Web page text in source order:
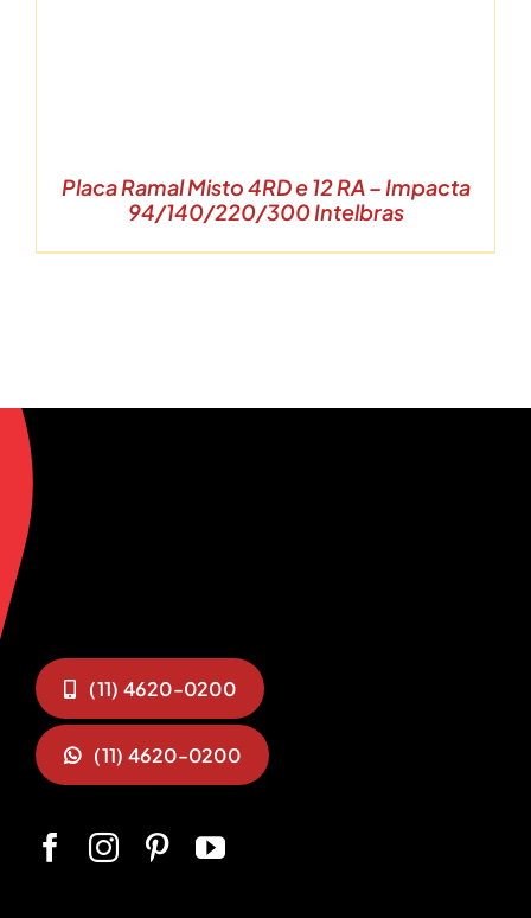
Placa Ramal Misto 4RD e 12 RA – Impacta
94/140/220/300 Intelbras
(11) 4620-0200
(11) 4620-0200